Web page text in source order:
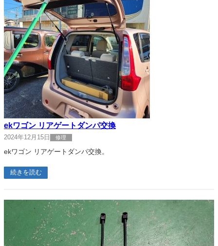
ekワゴン リアゲートダンパ交換
2024年12月15日 修理
ekワゴン リアゲートダンパ交換。
続きを読む